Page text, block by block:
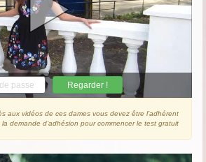
Regarder !
aux vidéos de ces dames vous devez être l’adhérent
demande d’adhésion pour commencer le test gratuit